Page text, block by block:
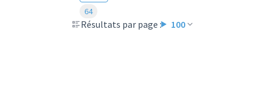
Résultats par page : 100
64